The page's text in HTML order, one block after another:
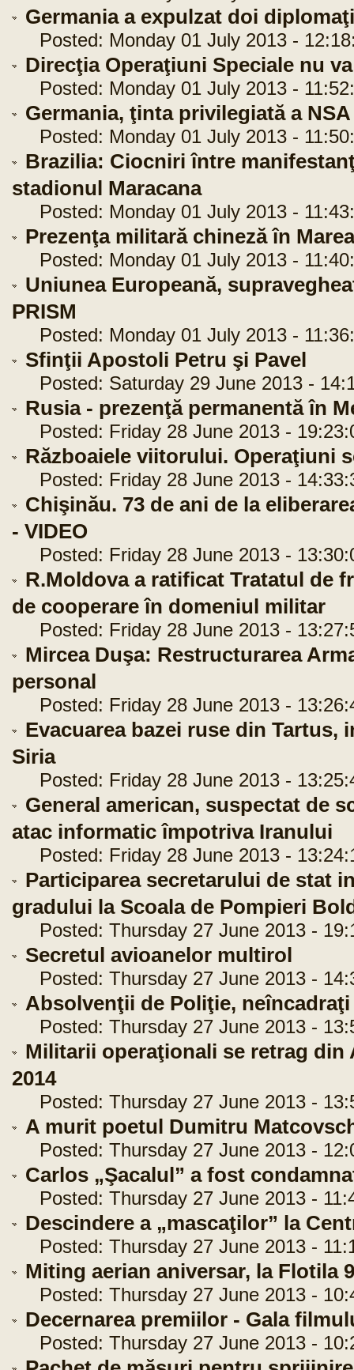
Germania a expulzat doi
Posted: Monday 01 July 2013 -
Direcţia Operaţiuni Speciale nu
Posted: Monday 01 July 2013 -
Germania, ţinta privilegiată a NSA
Posted: Monday 01 July 2013 -
Brazilia: Ciocniri între
stadionul Maracana
Posted: Monday 01 July 2013 -
Prezenţa militară chineză în
Posted: Monday 01 July 2013 -
Uniunea Europeană,
PRISM
Posted: Monday 01 July 2013 -
Sfinţii Apostoli Petru şi Pavel
Posted: Saturday 29 June 2013 -
Rusia - prezenţă permanentă în
Posted: Friday 28 June 2013 -
Războaiele viitorului. Operaţiuni
Posted: Friday 28 June 2013 -
Chişinău. 73 de ani de la
- VIDEO
Posted: Friday 28 June 2013 -
R.Moldova a ratificat Tratatul de
de cooperare în domeniul militar
Posted: Friday 28 June 2013 -
Mircea Duşa: Restructurarea
personal
Posted: Friday 28 June 2013 -
Evacuarea bazei ruse din
Siria
Posted: Friday 28 June 2013 -
General american, suspectat de
atac informatic împotriva Iranului
Posted: Friday 28 June 2013 -
Participarea secretarului de stat
gradului la Scoala de Pompieri
Posted: Thursday 27 June 2013 -
Secretul avioanelor multirol
Posted: Thursday 27 June 2013 -
Absolvenţii de Poliţie,
Posted: Thursday 27 June 2013 -
Militarii operaţionali se retrag
2014
Posted: Thursday 27 June 2013 -
A murit poetul Dumitru
Posted: Thursday 27 June 2013 -
Carlos „Şacalul” a fost
Posted: Thursday 27 June 2013 -
Descindere a „mascaţilor” la
Posted: Thursday 27 June 2013 -
Miting aerian aniversar, la Flotila
Posted: Thursday 27 June 2013 -
Decernarea premiilor - Gala
Posted: Thursday 27 June 2013 -